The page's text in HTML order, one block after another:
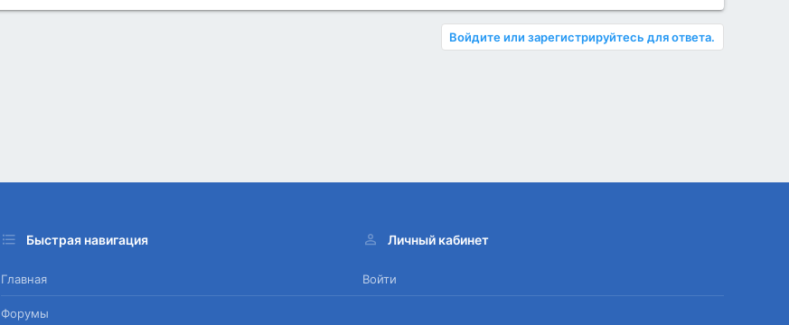
Войдите или зарегистрируйтесь для ответа.
Быстрая навигация
Главная
Форумы
Личный кабинет
Войти